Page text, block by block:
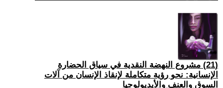
(21) مشروع النهضة النقدية في سياق الحضارة
الإنسانية: نحو رؤية متكاملة لإنقاذ الإنسان من آلات
السوق والعنف والأيديولوجيا